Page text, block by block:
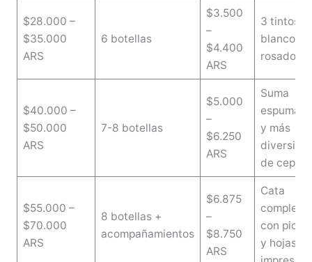
$28.000 –
$35.000
ARS
6 botellas
$3.500
–
$4.400
ARS
3 tintos, 2
blancos, 1
rosado
$40.000 –
$50.000
ARS
7-8 botellas
$5.000
–
$6.250
ARS
Suma
y más
de cepas
$55.000 –
$70.000
ARS
8 botellas +
acompañamientos
$6.875
–
$8.750
ARS
Cata
completa
con
y hojas